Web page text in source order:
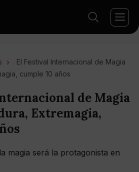
El Festival Internacional de Magia
cumple 10 años
de Magia
Extremagia,
magia será la protagonista en